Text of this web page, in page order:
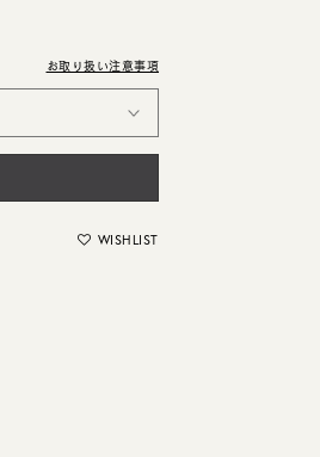
お取り扱い注意事項
WISHLIST